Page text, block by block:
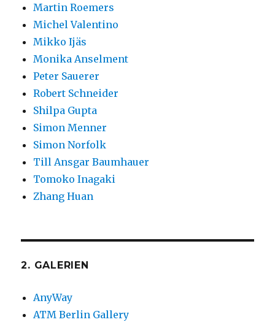
Martin Roemers
Michel Valentino
Mikko Ijäs
Monika Anselment
Peter Sauerer
Robert Schneider
Shilpa Gupta
Simon Menner
Simon Norfolk
Till Ansgar Baumhauer
Tomoko Inagaki
Zhang Huan
2. GALERIEN
AnyWay
ATM Berlin Gallery